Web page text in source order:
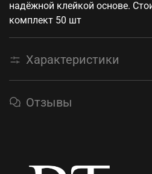
надёжной клейкой основе.
комплект 50 шт
Характеристики
Отзывы